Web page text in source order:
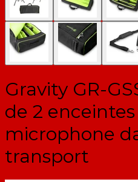
Gravity GR-
de 2
microphone
transport